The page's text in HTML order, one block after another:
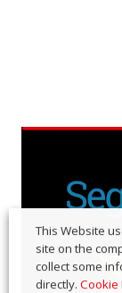
This Website
site on the
collect some
directly. Cookie